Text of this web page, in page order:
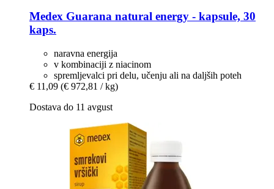
Medex Guarana natural energy -​ kapsule, 30
kaps.
naravna energija
v kombinaciji z niacinom
spremljevalci pri delu, učenju ali na daljših poteh
€ 11,09 (€ 972,81 / kg)
Dostava do 11 avgust